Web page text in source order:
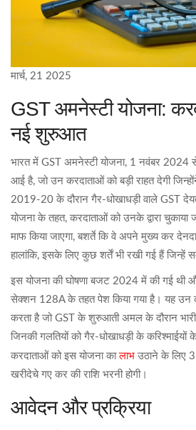
मार्च, 21 2025
GST अमनेस्टी योजना:
नई शुरुआत
भारत में GST अमनेस्टी योजना, 1 नवंबर
आई है, जो उन करदाताओं को बड़ी राहत देगी
2019-20 के दौरान गैर-धोखाधड़ी वाले GST
योजना के तहत, करदाताओं को उनके द्वारा चुकाया
माफ किया जाएगा, बशर्ते कि वे अपने मुख्य कर
हालांकि, इसके लिए कुछ शर्तें भी रखी गई हैं जिन्हें
इस योजना की घोषणा बजट 2024 में की गई थी
सेक्शन 128A के तहत पेश किया गया है। यह उन
करता है जो GST के शुरुआती अमल के दौरान
जिनकी गलतियों को गैर-धोखाधड़ी के
करदाताओं को इस योजना कालाभ उठाने के लिए
खरीदेचे गए कर की राशि भरनी होगी।
आवेदन और प्रक्रिया